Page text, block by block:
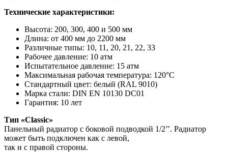
Технические характеристики:
Высота: 200, 300, 400 и 500 мм
Длина: от 400 мм до 2200 мм
Различные типы: 10, 11, 20, 21, 22, 33
Рабочее давление: 10 атм
Испытательное давление: 15 атм
Максимальная рабочая температура: 120°C
Стандартный цвет: белый (RAL 9010)
Марка стали: DIN EN 10130 DC01
Гарантия: 10 лет
Тип «Classic»
Панельный радиатор с боковой подводкой 1/2’’. Радиатор
может быть подключен как с левой,
так и с правой стороны.